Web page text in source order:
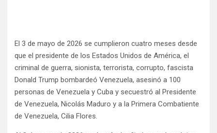
El 3 de mayo de 2026 se cumplieron cuatro meses desde
que el presidente de los Estados Unidos de América, el
criminal de guerra, sionista, terrorista, corrupto, fascista
Donald Trump bombardeó Venezuela, asesinó a 100
personas de Venezuela y Cuba y secuestró al Presidente
de Venezuela, Nicolás Maduro y a la Primera Combatiente
de Venezuela, Cilia Flores.